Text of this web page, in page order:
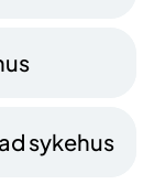
sykehus